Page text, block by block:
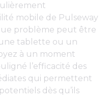
mobile de Pulseway
problème peut être
tablette ou un
à un moment
l’efficacité des
qui permettent
dès qu’ils